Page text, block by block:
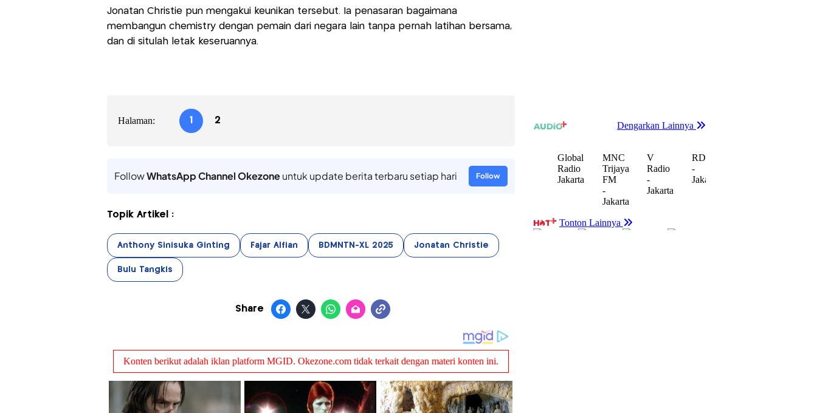
Jonatan Christie pun mengakui keunikan tersebut. Ia penasaran bagaimana
membangun chemistry dengan pemain dari negara lain tanpa pernah latihan bersama,
dan di situlah letak keseruannya.
Halaman: 1 2
FollowWhatsApp Channel Okezoneuntuk update berita terbaru setiap hari Follow
Topik Artikel :
Anthony Sinisuka Ginting Fajar Alfian BDMNTN-XL 2025 Jonatan Christie
Bulu Tangkis
Share